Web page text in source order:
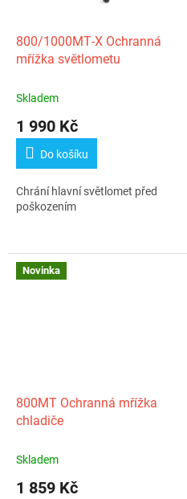
800/1000MT‑X Ochranná
mřížka světlometu
Skladem
1 990 Kč
Do košíku
Chrání hlavní světlomet před
poškozením
Novinka
800MT Ochranná mřížka
chladiče
Skladem
1 859 Kč